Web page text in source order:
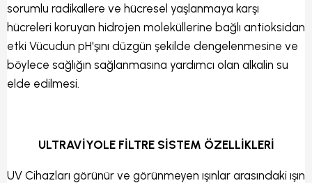
sorumlu radikallere ve hücresel yaşlanmaya karşı
hücreleri koruyan hidrojen moleküllerine bağlı antioksidan
etki Vücudun pH'şını düzgün şekilde dengelenmesine ve
böylece sağlığın sağlanmasına yardımcı olan alkalin su
elde edilmesi.
ULTRAVİYOLE FİLTRE SİSTEM ÖZELLİKLERİ
UV Cihazları görünür ve görünmeyen ışınlar arasındaki ışın